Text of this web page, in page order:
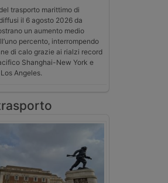
trasporto marittimo di
il 6 agosto 2026 da
un aumento medio
percento, interrompendo
di calo grazie ai rialzi record
Shanghai-New York e
Angeles.